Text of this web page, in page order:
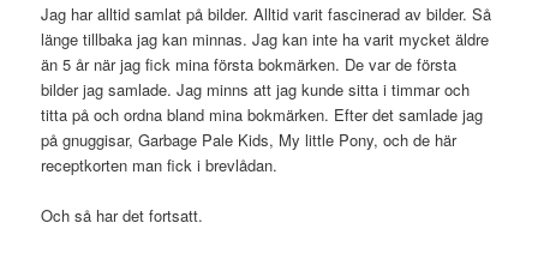
Jag har alltid samlat på bilder. Alltid varit fascinerad av bilder. Så
länge tillbaka jag kan minnas. Jag kan inte ha varit mycket äldre
än 5 år när jag fick mina första bokmärken. De var de första
bilder jag samlade. Jag minns att jag kunde sitta i timmar och
titta på och ordna bland mina bokmärken. Efter det samlade jag
på gnuggisar, Garbage Pale Kids, My little Pony, och de här
receptkorten man fick i brevlådan.
Och så har det fortsatt.